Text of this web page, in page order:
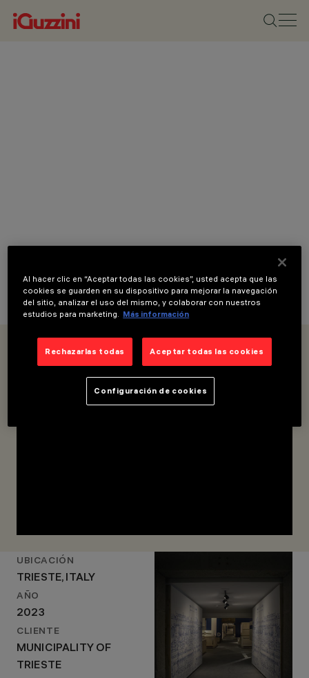
UBICACIÓN
TRIESTE, ITALY
AÑO
2023
CLIENTE
MUNICIPALITY OF
TRIESTE
Al hacer clic en “Aceptar todas las cookies”, usted acepta que las
cookies se guarden en su dispositivo para mejorar la navegación
del sitio, analizar el uso del mismo, y colaborar con nuestros
estudios para marketing.
Más información
Rechazarlas todas Aceptar todas las cookies
Configuración de cookies